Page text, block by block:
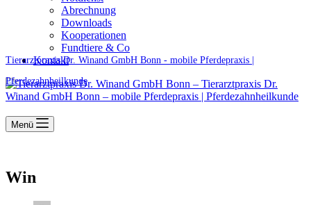
Abrechnung
Downloads
Kooperationen
Fundtiere & Co
Kontakt
Tierarztpraxis Dr. Winand GmbH Bonn - mobile Pferdepraxis |
Pferdezahnheilkunde
Menü
Win